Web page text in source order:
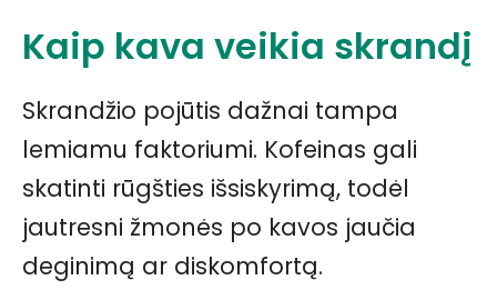
Kaip kava veikia skrandį
Skrandžio pojūtis dažnai tampa
lemiamu faktoriumi. Kofeinas gali
skatinti rūgšties išsiskyrimą, todėl
jautresni žmonės po kavos jaučia
deginimą ar diskomfortą.